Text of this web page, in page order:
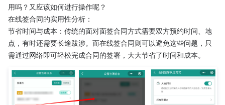
用吗？又应该如何进行操作呢？
在线签合同的实用性分析：
节省时间与成本：传统的面对面签合同方式需要双方预约时间、地
点，有时还需要长途跋涉。而在线签合同则可以避免这些问题，只
需通过网络即可轻松完成合同的签署，大大节省了时间和成本。